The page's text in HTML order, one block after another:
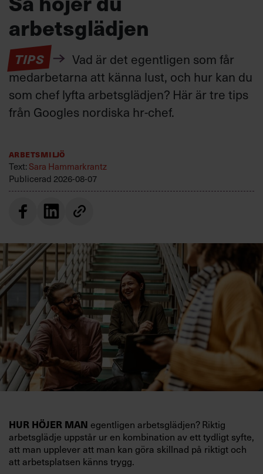
arbetsglädjen
TIPS
Vad är det egentligen som får
medarbetarna att känna lust, och hur kan du
som chef lyfta arbetsglädjen? Här är tre tips
från Googles nordiska hr-chef.
Arbetsmiljö
Text:Sara Hammarkrantz
Publicerad 2026-08-07
HUR HÖJER MAN egentligen arbetsglädjen? Riktig
arbetsglädje uppstår ur en kombination av ett tydligt syfte,
att man upplever att man kan göra skillnad på riktigt och
att arbetsplatsen känns trygg.